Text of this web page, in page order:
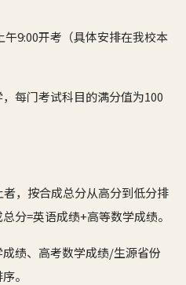
9:00开考（具体安排在我校本
每门考试科目的满分值为100
，按合成总分从高分到低分排
分=英语成绩+高等数学成绩。
绩、高考数学成绩/生源省份
。